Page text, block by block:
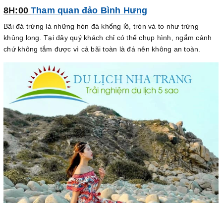
8H:00Tham quan đảo Bình Hưng
Bãi đá trứng là những hòn đá khổng lồ, tròn và to như trứng
khủng long. Tại đây quý khách chỉ có thể chụp hình, ngắm cảnh
chứ không tắm được vì cả bãi toàn là đá nên không an toàn.